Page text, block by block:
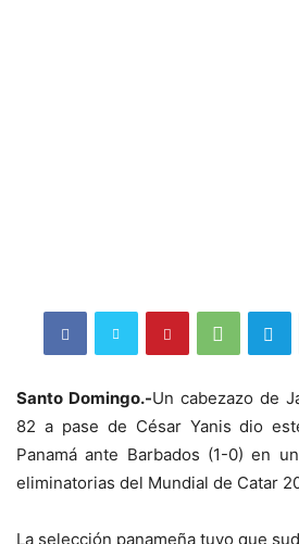
Santo Domingo.-Un cabezazo de
82 a pase de César Yanis dio
Panamá ante Barbados (1-0) en
eliminatorias del Mundial de Catar
La selección panameña tuvo que